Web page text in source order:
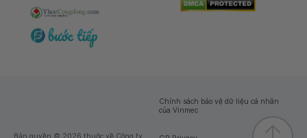
Chính sách bảo vệ dữ liệu cá nhân
của Vinmec